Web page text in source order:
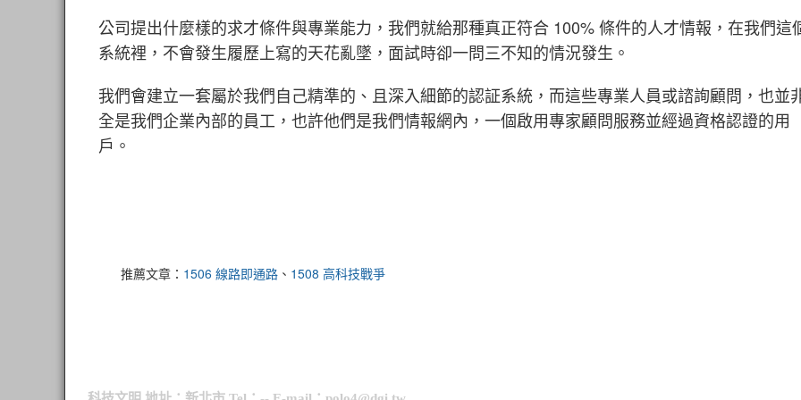
公司提出什麼樣的求才條件與專業能力，我們就給那種真正符合 100% 條件的人才情報，在我們這
系統裡，不會發生履歷上寫的天花亂墜，面試時卻一問三不知的情況發生。
我們會建立一套屬於我們自己精準的、且深入細節的認証系統，而這些專業人員或諮詢顧問，也並
全是我們企業內部的員工，也許他們是我們情報網內，一個啟用專家顧問服務並經過資格認證的用
戶。
推薦文章： 1506 線路即通路 、 1508 高科技戰爭